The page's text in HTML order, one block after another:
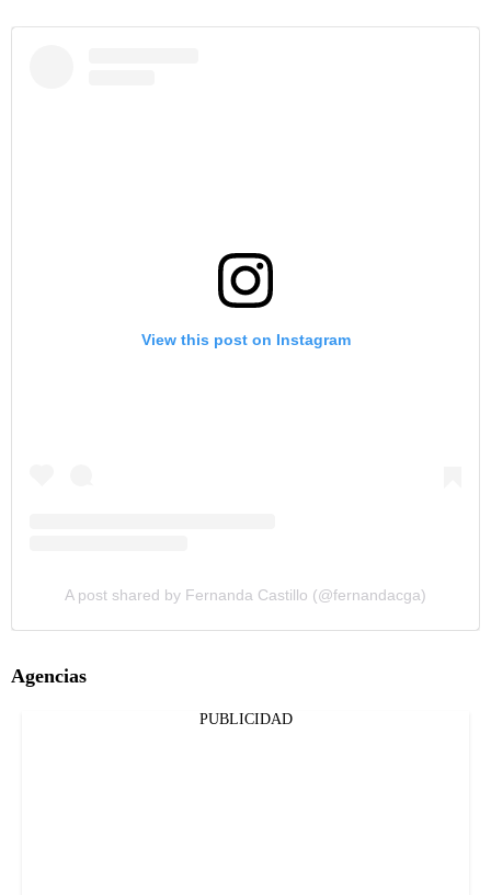
View this post on Instagram
A post shared by Fernanda Castillo (@fernandacga)
Agencias
PUBLICIDAD